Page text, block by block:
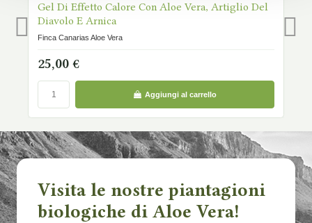
Gel Di Effetto Calore Con Aloe Vera, Artiglio Del
Diavolo E Arnica
Finca Canarias Aloe Vera
25,00 €
Aggiungi al carrello
Visita le nostre piantagioni
biologiche di Aloe Vera!